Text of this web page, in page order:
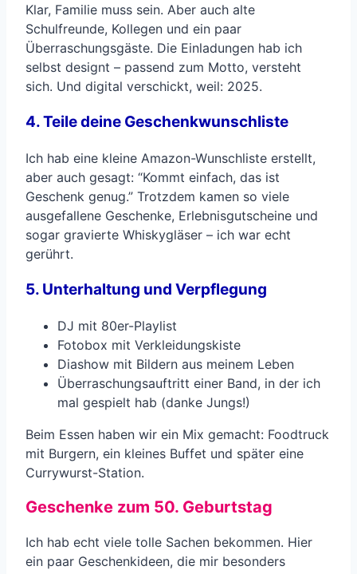
Klar, Familie muss sein. Aber auch alte
Schulfreunde, Kollegen und ein paar
Überraschungsgäste. Die Einladungen hab ich
selbst designt – passend zum Motto, versteht
sich. Und digital verschickt, weil: 2025.
4. Teile deine Geschenkwunschliste
Ich hab eine kleine Amazon-Wunschliste erstellt,
aber auch gesagt: “Kommt einfach, das ist
Geschenk genug.” Trotzdem kamen so viele
ausgefallene Geschenke, Erlebnisgutscheine und
sogar gravierte Whiskygläser – ich war echt
gerührt.
5. Unterhaltung und Verpflegung
DJ mit 80er-Playlist
Fotobox mit Verkleidungskiste
Diashow mit Bildern aus meinem Leben
Überraschungsauftritt einer Band, in der ich
mal gespielt hab (danke Jungs!)
Beim Essen haben wir ein Mix gemacht: Foodtruck
mit Burgern, ein kleines Buffet und später eine
Currywurst-Station.
Geschenke zum 50. Geburtstag
Ich hab echt viele tolle Sachen bekommen. Hier
ein paar Geschenkideen, die mir besonders